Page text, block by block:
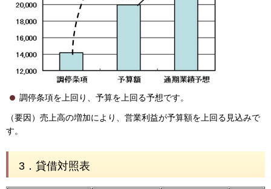
調停条項を上回り、予算を上回る予想です。
（要因）売上高の増加により、営業利益が予算額を上回る見込みで
す。
3．貸借対照表